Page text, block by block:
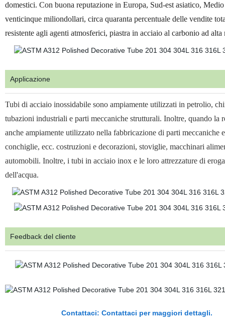
domestici. Con buona reputazione in Europa, Sud-est asiatico,
venticinque miliondollari, circa quaranta percentuale delle vendite
resistente agli agenti atmosferici, piastra in acciaio al carbonio ad
Applicazione
Tubi di acciaio inossidabile sono ampiamente utilizzati in petrolio,
tubazioni industriali e parti meccaniche strutturali. Inoltre, quando la
anche ampiamente utilizzato nella fabbricazione di parti
conchiglie, ecc. costruzioni e decorazioni, stoviglie, macchinari
automobili. Inoltre, i tubi in acciaio inox e le loro attrezzature di
dell'acqua.
Feedback del cliente
Contattaci: Contattaci per maggiori dettagli.